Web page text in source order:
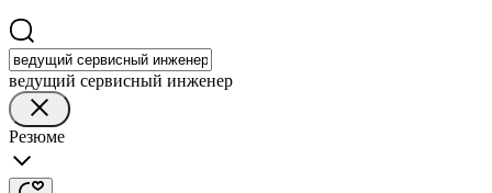
ведущий сервисный инженер
Резюме